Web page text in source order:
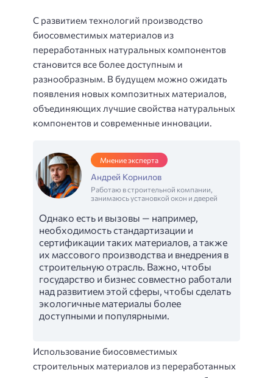
С развитием технологий производство
биосовместимых материалов из
переработанных натуральных компонентов
становится все более доступным и
разнообразным. В будущем можно ожидать
появления новых композитных материалов,
объединяющих лучшие свойства натуральных
компонентов и современные инновации.
Мнение эксперта
Андрей Корнилов
Работаю в строительной компании,
занимаюсь установкой окон и дверей
Однако есть и вызовы — например,
необходимость стандартизации и
сертификации таких материалов, а также
их массового производства и внедрения в
строительную отрасль. Важно, чтобы
государство и бизнес совместно работали
над развитием этой сферы, чтобы сделать
экологичные материалы более
доступными и популярными.
Использование биосовместимых
строительных материалов из переработанных